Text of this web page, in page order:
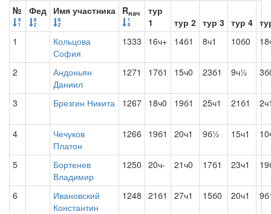
№ Фед Имя участника Rнач
тур
1
тур 2 тур 3 тур 4
1
Кольцова
София
1333 16ч+ 14б1 8ч1 10б0
2
Андоньян
Даниил
1271 17б1 15ч0 23б1 9ч½
3 Брезгин Никита 1267 18ч0 19б1 25ч1 21б1
4
Чечуков
Платон
1266 19б1 20ч1 9б½ 15ч1
5
Бортенев
Владимир
1250 20ч- 21ч0 17б1 23ч1
6
Ивановский
Константин
1248 21б1 27ч1 15б0 20ч1